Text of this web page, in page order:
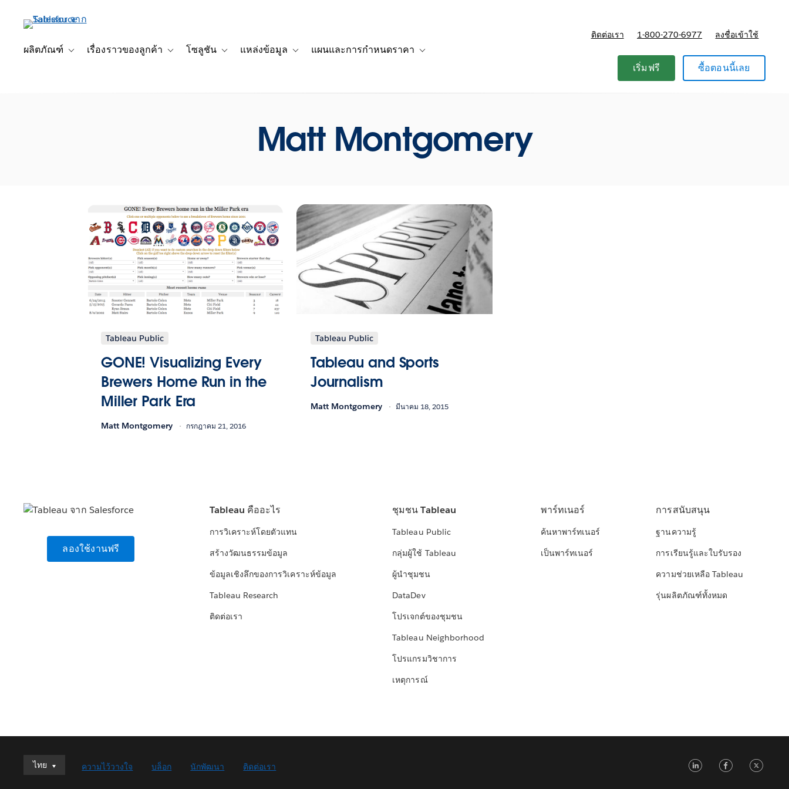
เนื้อหาผลิตภัณฑ์
Toggle sub-navigation for ผลิตภัณฑ์
เรื่องราวของลูกค้า
Toggle sub-navigation for เรื่องราวของลูกค้า
โซลูชัน
Toggle sub-navigation for โซลูชัน
แหล่งข้อมูล แผนและการกำหนดราคา
ติดต่อเรา 1-800-270-6977 ลงชื่อเข้าใช้
เริ่มฟรี ซื้อตอนนี้เลย
Matt Montgomery
Tableau Public
GONE! Visualizing Every
Brewers Home Run in the
Miller Park Era
Matt Montgomery กรกฎาคม 21, 2016
Tableau Public
Tableau and Sports
Journalism
Matt Montgomery มีนาคม 18, 2015
ลองใช้งานฟรี
Tableau คืออะไร
การวิเคราะห์โดยตัวแทน
สร้างวัฒนธรรมข้อมูล
ข้อมูลเชิงลึกของการวิเคราะห์ข้อมูล
Tableau Research
ติดต่อเรา
ชุมชน Tableau
Tableau Public
กลุ่มผู้ใช้ Tableau
ผู้นำชุมชน
DataDev
โปรเจกต์ของชุมชน
Tableau Neighborhood
โปรแกรมวิชาการ
เหตุการณ์
พาร์ทเนอร์
ค้นหาพาร์ทเนอร์
เป็นพาร์ทเนอร์
การสนับสนุน
ฐานความรู้
การเรียนรู้และใบรับรอง
ความช่วยเหลือ Tableau
รุ่นผลิตภัณฑ์ทั้งหมด
ไทย
ไทย
ความไว้วางใจ บล็อก นักพัฒนา ติดต่อเรา LinkedIn